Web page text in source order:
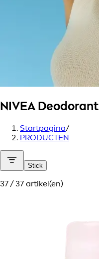
NIVEA Deodorant
Startpagina/
PRODUCTEN
Stick
37 / 37 artikel(en)